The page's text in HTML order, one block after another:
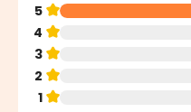
5
4
3
2
1